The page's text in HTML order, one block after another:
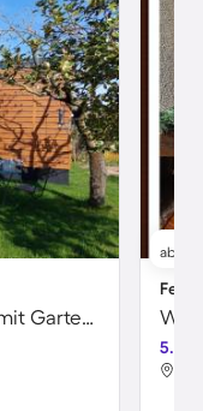
Kinderfreundlicher Bungalow mit Garten und Grill | Gartenblick
ab
5.0